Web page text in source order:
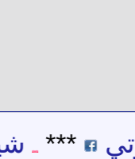
*** شيخ